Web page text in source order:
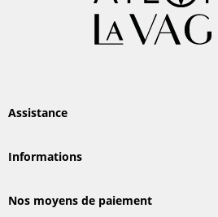
Assistance
Informations
Nos moyens de paiement